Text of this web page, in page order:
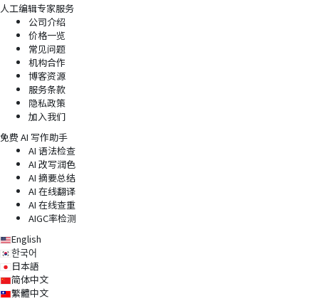
人工编辑专家服务
公司介绍
价格一览
常见问题
机构合作
博客资源
服务条款
隐私政策
加入我们
免费 AI 写作助手
AI 语法检查
AI 改写润色
AI 摘要总结
AI 在线翻译
AI 在线查重
AIGC率检测
English
한국어
日本語
简体中文
繁體中文